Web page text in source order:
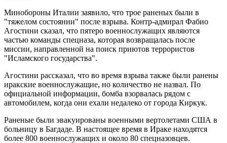
Минобороны Италии заявило, что трое раненых были в
"тяжелом состоянии" после взрыва. Контр-адмирал Фабио
Агостини сказал, что пятеро военнослужащих являются
частью команды спецназа, которая возвращалась после
миссии, направленной на поиск приютов террористов
"Исламского государства".
Агостини рассказал, что во время взрыва также были ранены
иракские военнослужащие, но количество не назвал. По
официальной информации, бомба взорвалась рядом с
автомобилем, когда они ехали недалеко от города Киркук.
Раненые были эвакуированы военными вертолетами США в
больницу в Багдаде. В настоящее время в Ираке находятся
более 800 военнослужащих и около 80 спецназовцев.